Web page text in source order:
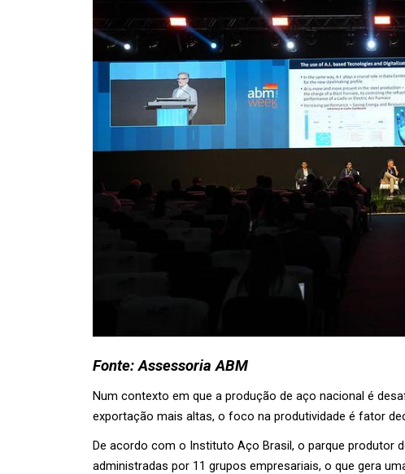
Fonte: Assessoria ABM
Num contexto em que a produção de aço nacional é
exportação mais altas, o foco na produtividade é fator
De acordo com o Instituto Aço Brasil, o parque produtor
administradas por 11 grupos empresariais, o que gera